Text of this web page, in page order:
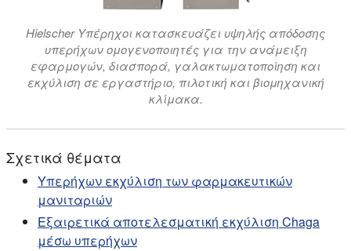
Hielscher Υπέρηχοι κατασκευάζει υψηλής απόδοσης
υπερήχων ομογενοποιητές για την ανάμειξη
εφαρμογών, διασπορά, γαλακτωματοποίηση και
εκχύλιση σε εργαστήριο, πιλοτική και βιομηχανική
κλίμακα.
Σχετικά θέματα
Υπερήχων εκχύλιση των φαρμακευτικών
μανιταριών
Εξαιρετικά αποτελεσματική εκχύλιση Chaga
μέσω υπερήχων